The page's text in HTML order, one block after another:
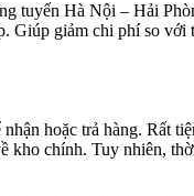
tuyến Hà Nội – Hải
Giúp giảm chi phí so với
hoặc trả hàng. Rất
kho chính. Tuy nhiên,